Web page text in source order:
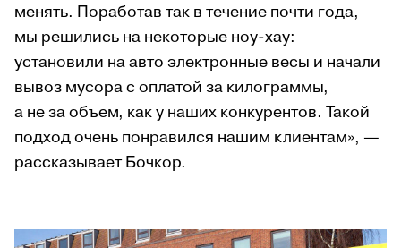
менять. Поработав так в течение почти года,
мы решились на некоторые ноу-хау:
установили на авто электронные весы и начали
вывоз мусора с оплатой за килограммы,
а не за объем, как у наших конкурентов. Такой
подход очень понравился нашим клиентам», —
рассказывает Бочкор.